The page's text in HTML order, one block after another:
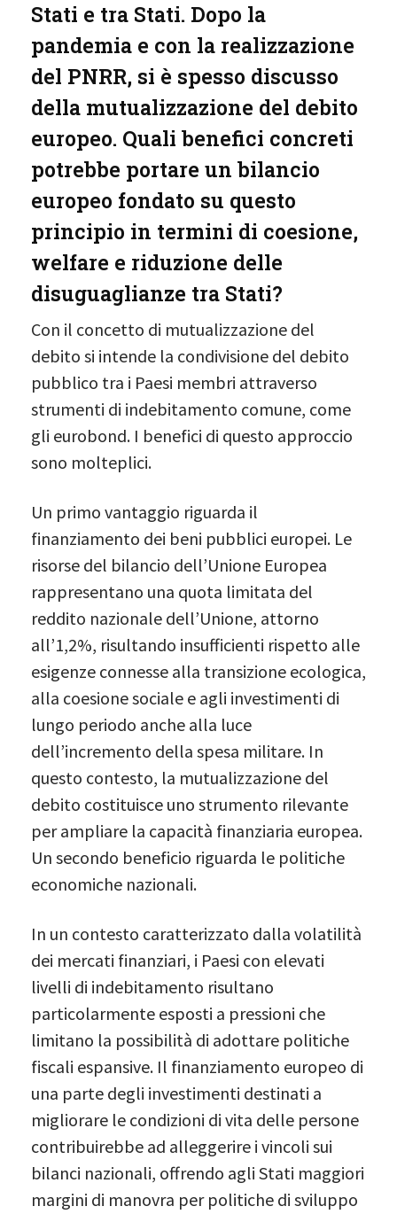
Stati e tra Stati. Dopo la
pandemia e con la realizzazione
del PNRR, si è spesso discusso
della mutualizzazione del debito
europeo. Quali benefici concreti
potrebbe portare un bilancio
europeo fondato su questo
principio in termini di coesione,
welfare e riduzione delle
disuguaglianze tra Stati?
Con il concetto di mutualizzazione del
debito si intende la condivisione del debito
pubblico tra i Paesi membri attraverso
strumenti di indebitamento comune, come
gli eurobond. I benefici di questo approccio
sono molteplici.
Un primo vantaggio riguarda il
finanziamento dei beni pubblici europei. Le
risorse del bilancio dell’Unione Europea
rappresentano una quota limitata del
reddito nazionale dell’Unione, attorno
all’1,2%, risultando insufficienti rispetto alle
esigenze connesse alla transizione ecologica,
alla coesione sociale e agli investimenti di
lungo periodo anche alla luce
dell’incremento della spesa militare. In
questo contesto, la mutualizzazione del
debito costituisce uno strumento rilevante
per ampliare la capacità finanziaria europea.
Un secondo beneficio riguarda le politiche
economiche nazionali.
In un contesto caratterizzato dalla volatilità
dei mercati finanziari, i Paesi con elevati
livelli di indebitamento risultano
particolarmente esposti a pressioni che
limitano la possibilità di adottare politiche
fiscali espansive. Il finanziamento europeo di
una parte degli investimenti destinati a
migliorare le condizioni di vita delle persone
contribuirebbe ad alleggerire i vincoli sui
bilanci nazionali, offrendo agli Stati maggiori
margini di manovra per politiche di sviluppo